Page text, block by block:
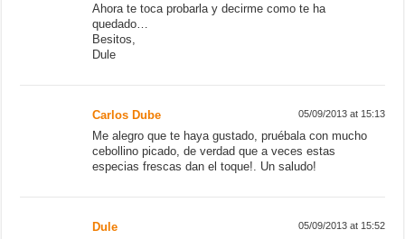
Ahora te toca probarla y decirme como te ha
quedado…
Besitos,
Dule
Carlos Dube 05/09/2013 at 15:13
Me alegro que te haya gustado, pruébala con mucho
cebollino picado, de verdad que a veces estas
especias frescas dan el toque!. Un saludo!
Dule 05/09/2013 at 15:52